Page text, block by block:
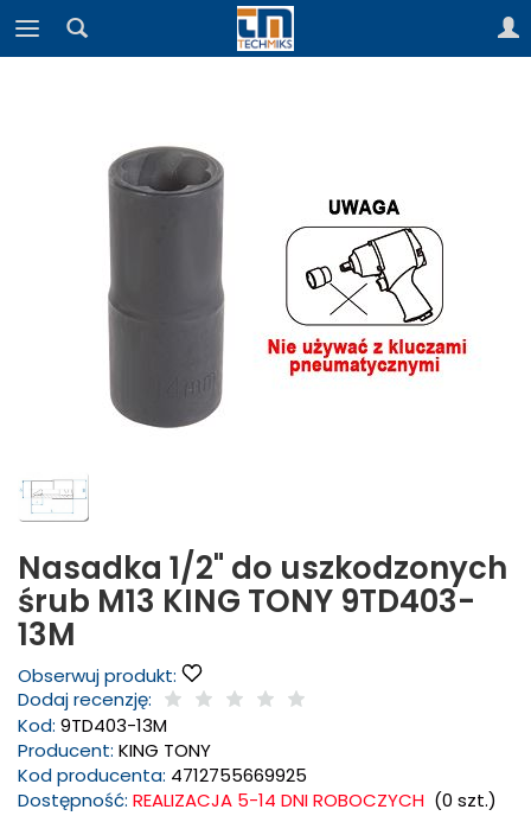
Nasadka 1/2" do uszkodzonych
śrub M13 KING TONY 9TD403-
13M
Obserwuj produkt:
Dodaj recenzję:
Kod: 9TD403-13M
Producent: KING TONY
Kod producenta: 4712755669925
Dostępność: REALIZACJA 5-14 DNI ROBOCZYCH (0 szt.)